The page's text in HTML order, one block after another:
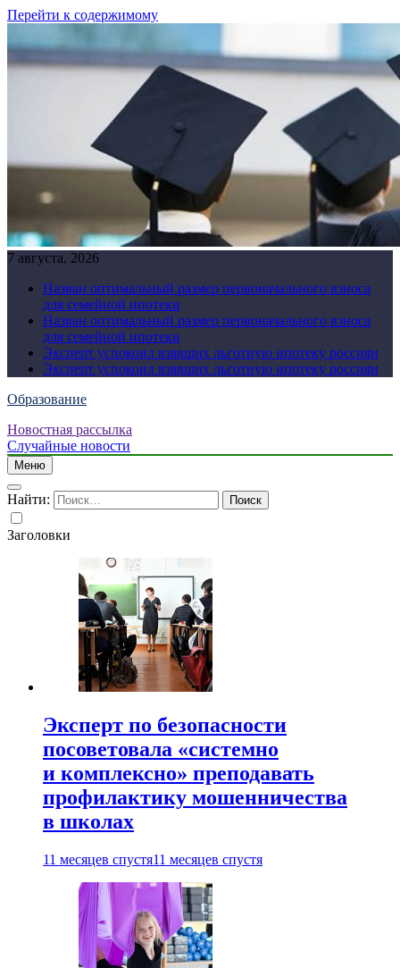
Перейти к содержимому
7 августа, 2026
Назван оптимальный размер первоначального взноса
для семейной ипотеки
Назван оптимальный размер первоначального взноса
для семейной ипотеки
Эксперт успокоил взявших льготную ипотеку россиян
Эксперт успокоил взявших льготную ипотеку россиян
Образование
Новостная рассылка
Случайные новости
Меню
Найти:
Заголовки
Эксперт по безопасности
посоветовала «системно
и комплексно» преподавать
профилактику мошенничества
в школах
11 месяцев спустя11 месяцев спустя